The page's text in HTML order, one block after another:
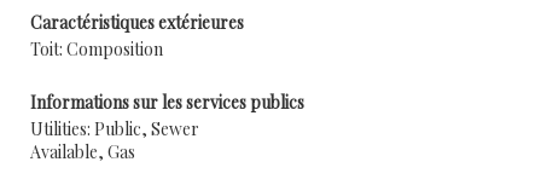
Caractéristiques extérieures
Toit: Composition
Informations sur les services publics
Utilities: Public, Sewer
Available, Gas